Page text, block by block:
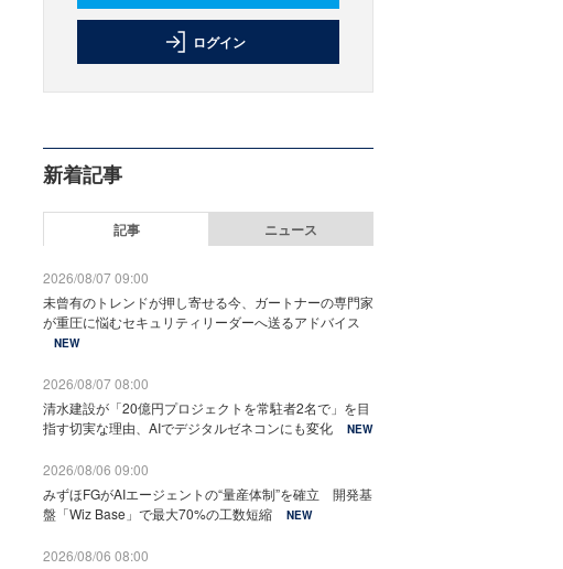
ログイン
新着記事
記事 ニュース
2026/08/07 09:00
未曾有のトレンドが押し寄せる今、ガートナーの専門家
が重圧に悩むセキュリティリーダーへ送るアドバイス
NEW
2026/08/07 08:00
清水建設が「20億円プロジェクトを常駐者2名で」を目
指す切実な理由、AIでデジタルゼネコンにも変化
NEW
2026/08/06 09:00
みずほFGがAIエージェントの“量産体制”を確立 開発基
盤「Wiz Base」で最大70%の工数短縮
NEW
2026/08/06 08:00